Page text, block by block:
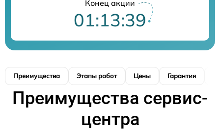
Конец акции
01:13:38
Преимущества Этапы работ Цены Гарантия
Преимущества сервис-
центра